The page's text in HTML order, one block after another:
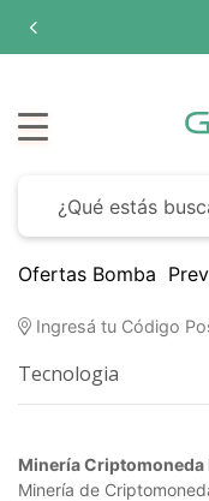
Ofertas Bomba
Ingresá tu Código
Todos
Tecnologia
Minería Criptomoneda
Minería de